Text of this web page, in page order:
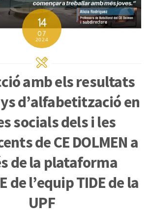
14
07
2024
amb els resultats
d’alfabetització en
socials dels i les
de CE DOLMEN a
de la plataforma
de l’equip TIDE de la
UPF